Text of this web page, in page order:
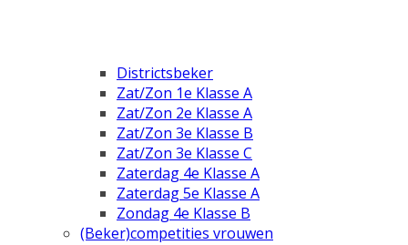
Districtsbeker
Zat/Zon 1e Klasse A
Zat/Zon 2e Klasse A
Zat/Zon 3e Klasse B
Zat/Zon 3e Klasse C
Zaterdag 4e Klasse A
Zaterdag 5e Klasse A
Zondag 4e Klasse B
(Beker)competities vrouwen